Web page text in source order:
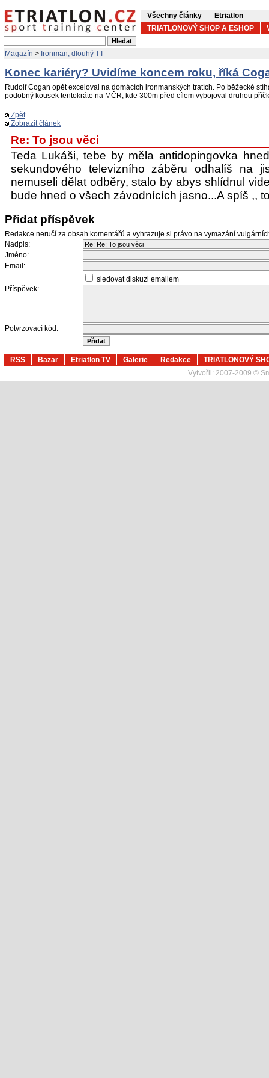
Všechny články
Etriatlon
TRIATLONOVÝ SHOP A ESHOP
Magazín > Ironman, dlouhý TT
Konec kariéry? Uvidíme koncem roku, říká
Rudolf Cogan opět exceloval na domácích ironmanských tratích. Po běžecké
podobný kousek tentokráte na MČR, kde 300m před cílem vybojoval druhou
Zpět
Zobrazit článek
Re: To jsou věci
Teda Lukáši, tebe by měla antidopingovka
sekundového televizního záběru odhalíš na
nemuseli dělat odběry, stalo by abys shlídnul
bude hned o všech závodnících jasno...A spíš ,,
Přidat příspěvek
Redakce neručí za obsah komentářů a vyhrazuje si právo na vymazání
Nadpis:
Jméno:
Email:
sledovat diskuzi emailem
Příspěvek:
Potvrzovací kód:
RSS Bazar Etriatlon TV Galerie Redakce
TRIATLONOVÝ
Vytvořil: 2007-2009 ©